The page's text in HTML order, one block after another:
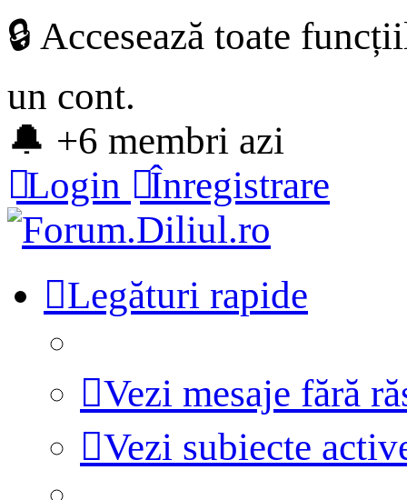
🔒 Accesează toate
un cont.
🔔 +6 membri azi
Login Înregistrare
Legături rapide
Vezi mesaje fără
Vezi subiecte